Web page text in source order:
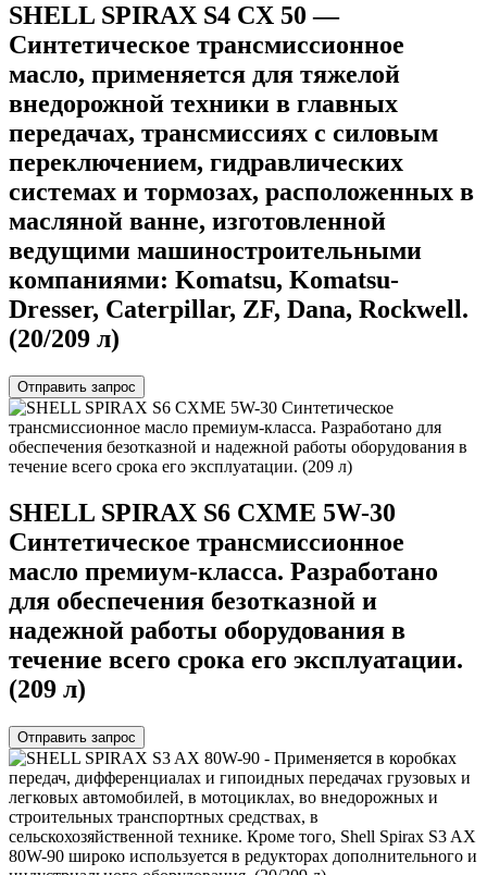
SHELL SPIRAX S4 CX 50 —
Синтетическое трансмиссионное
масло, применяется для тяжелой
внедорожной техники в главных
передачах, трансмиссиях с силовым
переключением, гидравлических
системах и тормозах, расположенных в
масляной ванне, изготовленной
ведущими машиностроительными
компаниями: Komatsu, Komatsu-
Dresser, Caterpillar, ZF, Dana, Rockwell.
(20/209 л)
Отправить запрос
SHELL SPIRAX S6 CXME 5W-30
Синтетическое трансмиссионное
масло премиум-класса. Разработано
для обеспечения безотказной и
надежной работы оборудования в
течение всего срока его эксплуатации.
(209 л)
Отправить запрос